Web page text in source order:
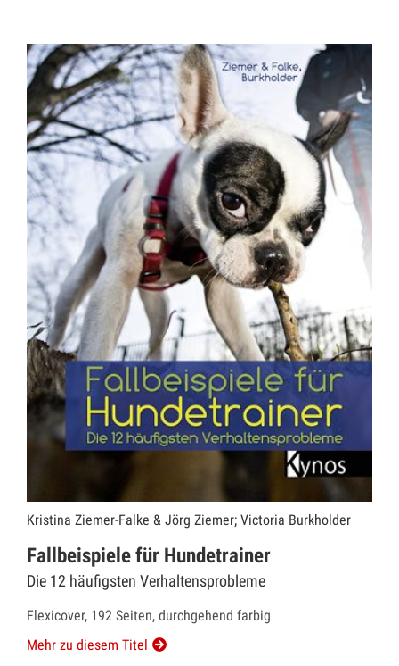
Kristina Ziemer-Falke & Jörg Ziemer; Victoria Burkholder
Fallbeispiele für Hundetrainer
Die 12 häufigsten Verhaltensprobleme
Flexicover, 192 Seiten, durchgehend farbig
Mehr zu diesem Titel